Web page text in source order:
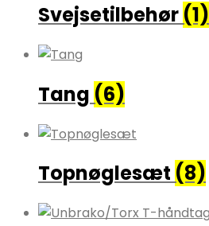
Svejsetilbehør (1)
Tang (6)
Topnøglesæt (8)